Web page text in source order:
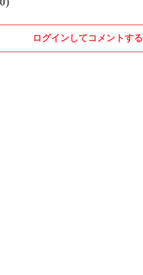
ログインしてコメントする